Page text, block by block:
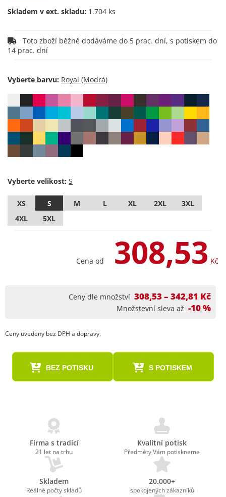
Skladem v ext. skladu: 1.704 ks
14 prac. dní
Vyberte barvu:
Vyberte velikost:
XS S M L XL 2XL
3XL
4XL
5XL
Cena od 308,53 Kč
Ceny dle množství 308,53 – 342,81 Kč
Množstevní sleva až -10 %
Ceny uvedeny bez DPH a dopravy.
BEZ POTISKU S POTISKEM
Firma s tradicí
21 let na trhu
Kvalitní potisk
Předměty Vám potiskneme
Skladem
Reálné počty skladů
20.000+
spokojených zákazníků